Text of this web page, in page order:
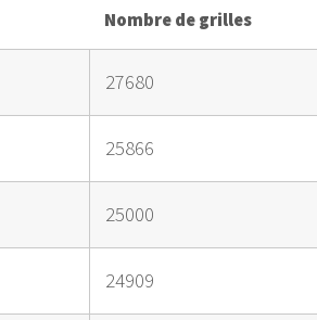
Nombre de grilles
27680
25866
25000
24909